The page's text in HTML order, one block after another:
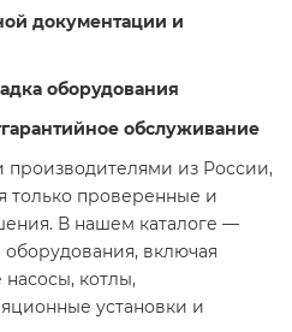
документации и
оборудования
обслуживание
из России,
только проверенные и
В нашем каталоге —
включая
котлы,
установки и